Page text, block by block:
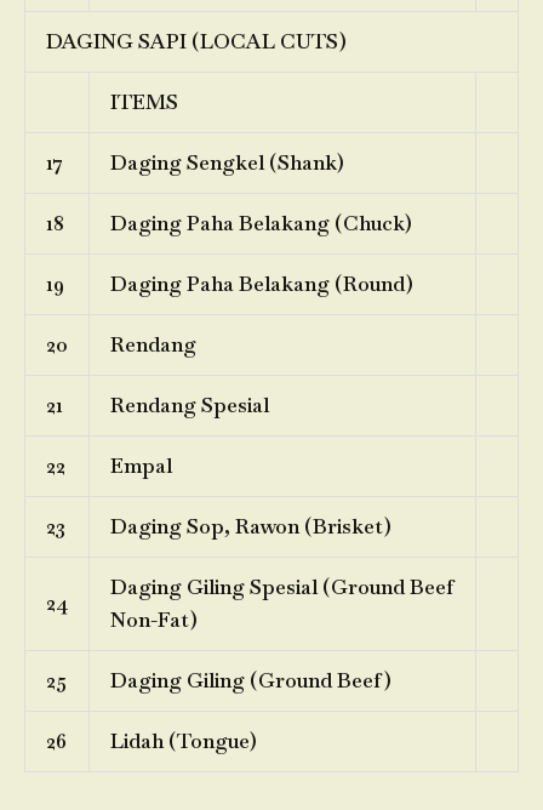
DAGING SAPI (LOCAL CUTS)
ITEMS
17 Daging Sengkel (Shank)
18 Daging Paha Belakang (Chuck)
19 Daging Paha Belakang (Round)
20 Rendang
21 Rendang Spesial
22 Empal
23 Daging Sop, Rawon (Brisket)
24
Daging Giling Spesial (Ground Beef
Non-Fat)
25 Daging Giling (Ground Beef)
26 Lidah (Tongue)